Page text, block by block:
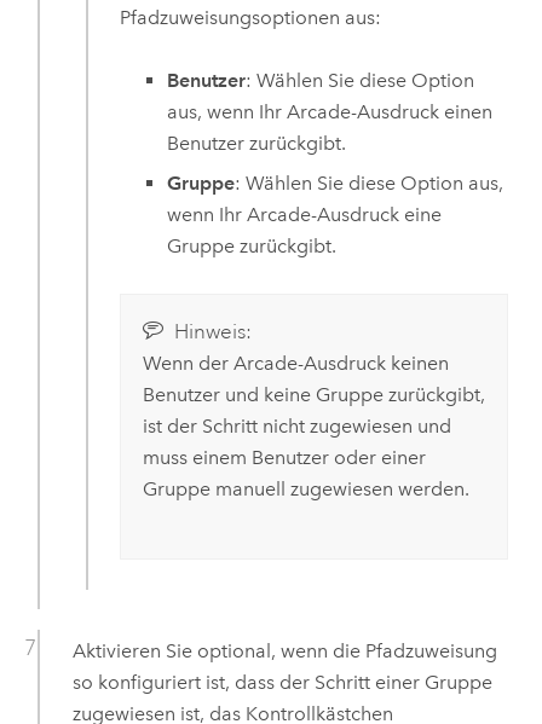
Pfadzuweisungsoptionen aus:
Benutzer: Wählen Sie diese Option
aus, wenn IhrArcade-Ausdruck einen
Benutzer zurückgibt.
Gruppe: Wählen Sie diese Option aus,
wenn IhrArcade-Ausdruck eine
Gruppe zurückgibt.
Hinweis:
Wenn der Arcade-Ausdruck keinen
Benutzer und keine Gruppe zurückgibt,
ist der Schritt nicht zugewiesen und
muss einem Benutzer oder einer
Gruppe manuell zugewiesen werden.
Aktivieren Sie optional, wenn die Pfadzuweisung
so konfiguriert ist, dass der Schritt einer Gruppe
zugewiesen ist, das Kontrollkästchen